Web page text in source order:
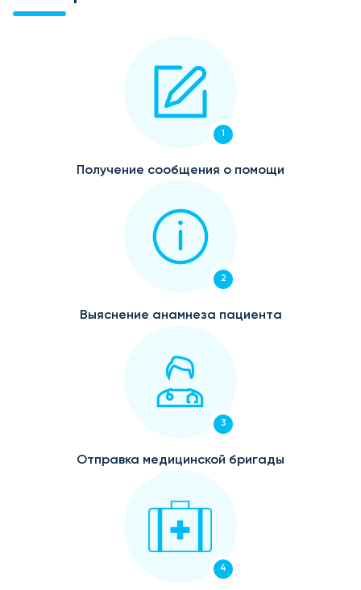
1
Получение сообщения о помощи
2
Выяснение анамнеза пациента
3
Отправка медицинской бригады
4